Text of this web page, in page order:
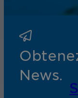
News.